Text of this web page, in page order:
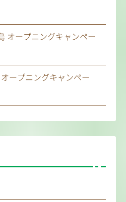
オープニングキャンペー
ープニングキャンペー